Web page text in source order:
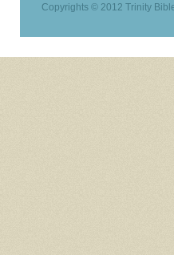
Copyrights © 2012 Trinity